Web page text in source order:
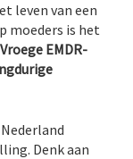
leven van een
moeders is het
Vroege EMDR-
Denk aan